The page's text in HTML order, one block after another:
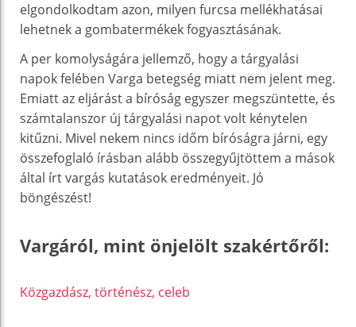
elgondolkodtam azon, milyen furcsa mellékhatásai
lehetnek a gombatermékek fogyasztásának.
A per komolyságára jellemző, hogy a tárgyalási
napok felében Varga betegség miatt nem jelent meg.
Emiatt az eljárást a bíróság egyszer megszüntette, és
számtalanszor új tárgyalási napot volt kénytelen
kitűzni. Mivel nekem nincs időm bíróságra járni, egy
összefoglaló írásban alább összegyűjtöttem a mások
által írt vargás kutatások eredményeit. Jó
böngészést!
Vargáról, mint önjelölt szakértőről:
Közgazdász, történész, celeb